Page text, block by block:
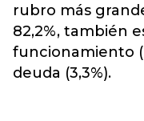
rubro más
82,2%, también
funcionamiento
deuda (3,3%).